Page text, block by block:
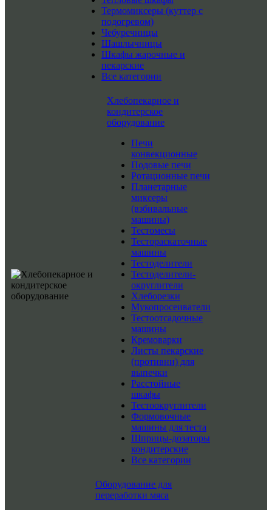
Термомиксеры (куттер с
подогревом)
Чебуречницы
Шашлычницы
Шкафы жарочные и
пекарские
Все категории
Хлебопекарное и
кондитерское
оборудование
Печи
конвекционные
Подовые печи
Ротационные печи
Планетарные
миксеры
(взбивальные
машины)
Тестомесы
Тестораскаточные
машины
Тестоделители
Тестоделители-
округлители
Хлеборезки
Мукопросеиватели
Тестоотсадочные
машины
Кремоварки
Листы пекарские
(противни) для
выпечки
Расстойные
шкафы
Тестоокруглители
Формовочные
машины для теста
Шприцы-дозаторы
кондитерские
Все категории
Оборудование для
переработки мяса